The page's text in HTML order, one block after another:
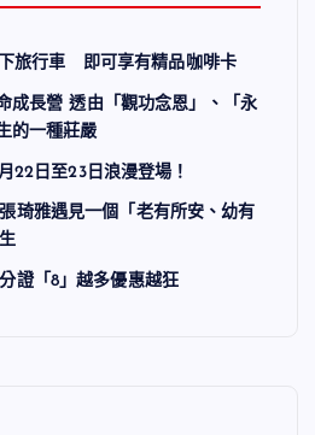
旅行車 即可享有精品咖啡卡
成長營 透由「觀功念恩」、「永
的一種莊嚴
22日至23日浪漫登場！
琦雅遇見一個「老有所安、幼有
證「8」越多優惠越狂